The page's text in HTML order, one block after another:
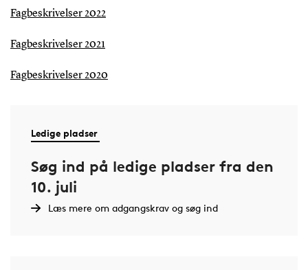
Fagbeskrivelser 2022
Fagbeskrivelser 2021
Fagbeskrivelser 2020
Ledige pladser
Søg ind på ledige pladser fra den
10. juli
Læs mere om adgangskrav og søg ind